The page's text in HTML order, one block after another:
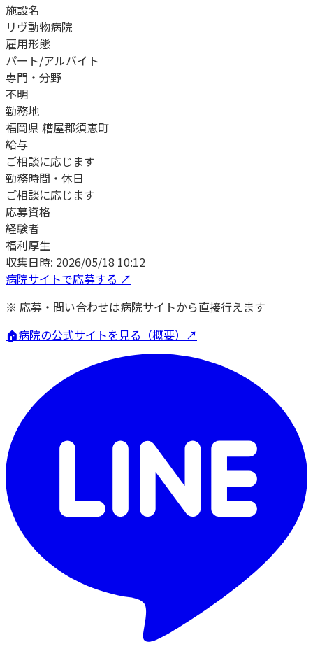
施設名
リヴ動物病院
雇用形態
パート/アルバイト
専門・分野
不明
勤務地
福岡県 糟屋郡須恵町
給与
ご相談に応じます
勤務時間・休日
ご相談に応じます
応募資格
経験者
福利厚生
収集日時: 2026/05/18 10:12
病院サイトで応募する ↗
※ 応募・問い合わせは病院サイトから直接行えます
🏠病院の公式サイトを見る（概要）↗